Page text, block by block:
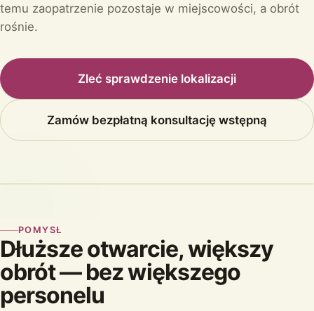
temu zaopatrzenie pozostaje w miejscowości, a obrót
rośnie.
Zleć sprawdzenie lokalizacji
Zamów bezpłatną konsultację wstępną
POMYSŁ
Dłuższe otwarcie, większy
obrót — bez większego
personelu